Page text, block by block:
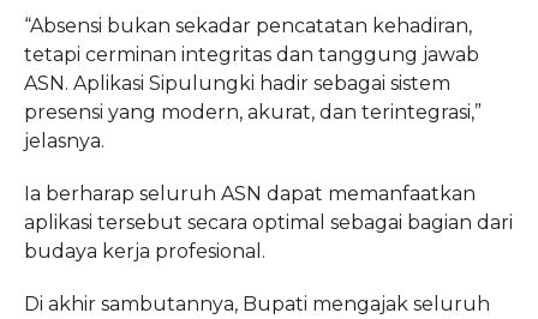
“Absensi bukan sekadar pencatatan kehadiran,
tetapi cerminan integritas dan tanggung jawab
ASN. Aplikasi Sipulungki hadir sebagai sistem
presensi yang modern, akurat, dan terintegrasi,”
jelasnya.
Ia berharap seluruh ASN dapat memanfaatkan
aplikasi tersebut secara optimal sebagai bagian dari
budaya kerja profesional.
Di akhir sambutannya, Bupati mengajak seluruh